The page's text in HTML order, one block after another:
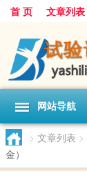
首 页 文章列表
网站导航
> 文章列表 >
金）